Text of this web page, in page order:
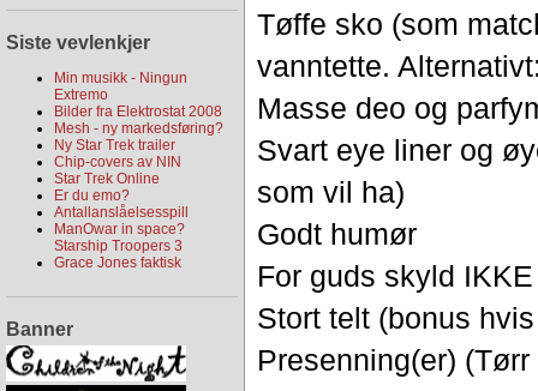
Siste vevlenkjer
Min musikk - Ningun
Extremo
Bilder fra Elektrostat 2008
Mesh - ny markedsføring?
Ny Star Trek trailer
Chip-covers av NIN
Star Trek Online
Er du emo?
Antallanslåelsesspill
ManOwar in space?
Starship Troopers 3
Grace Jones faktisk
Banner
Tøffe sko (som
vanntette.
Masse deo og
Svart eye liner og
som vil ha)
Godt humør
For guds skyld
Stort telt (bonus
Presenning(er)